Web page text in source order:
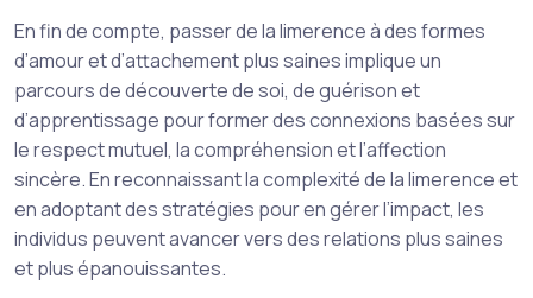
En fin de compte, passer de la limerence à des formes
d’amour et d’attachement plus saines implique un
parcours de découverte de soi, de guérison et
d’apprentissage pour former des connexions basées sur
le respect mutuel, la compréhension et l’affection
sincère. En reconnaissant la complexité de la limerence et
en adoptant des stratégies pour en gérer l’impact, les
individus peuvent avancer vers des relations plus saines
et plus épanouissantes.